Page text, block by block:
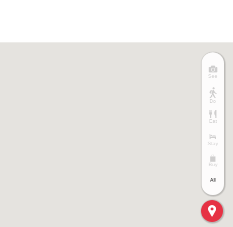
See
Do
Eat
Stay
Buy
All